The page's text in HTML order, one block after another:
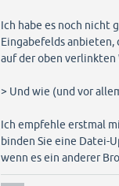
Ich habe es noch nicht
Eingabefelds anbieten,
auf der oben verlinkten
> Und wie (und vor
Ich empfehle erstmal
binden Sie eine Datei-
wenn es ein anderer